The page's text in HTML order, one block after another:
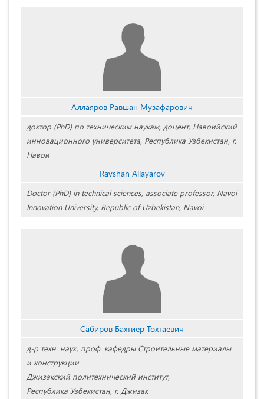
Аллаяров Равшан Музафарович
доктор (PhD) по техническим наукам, доцент, Навоийский
инновационного университета, Республика Узбекистан, г.
Навои
Ravshan Allayarov
Doctor (PhD) in technical sciences, associate professor, Navoi
Innovation University, Republic of Uzbekistan, Navoi
Сабиров Бахтиёр Тохтаевич
д-р техн. наук, проф. кафедры Строительные материалы
и конструкции
Джизакский политехнический институт,
Республика Узбекистан, г. Джизак